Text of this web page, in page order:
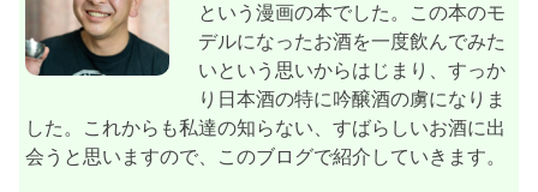
という漫画の本でした。この本のモ
デルになったお酒を一度飲んでみた
いという思いからはじまり、すっか
り日本酒の特に吟醸酒の虜になりま
した。これからも私達の知らない、すばらしいお酒に出
会うと思いますので、このブログで紹介していきます。